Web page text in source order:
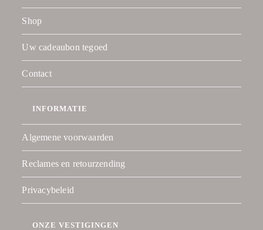
Shop
Uw cadeaubon tegoed
Contact
INFORMATIE
Algemene voorwaarden
Reclames en retourzending
Privacybeleid
ONZE VESTIGINGEN